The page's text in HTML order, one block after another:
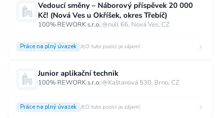
Vedoucí směny – Náborový příspěvek 20 000
Kč! (Nová Ves u Okříšek, okres Třebíč)
100% REWORK s.r.o.| null 66, Nová Ves, CZ
Práce na plný úvazek O tuto pozici je zájem!
Junior aplikační technik
100% REWORK s.r.o.| Kaštanová 530, Brno, CZ
Práce na plný úvazek O tuto pozici je zájem!
Vzdělání
Vzdělání není podstatné
Základní
Odborné vyučení bez maturity
Vyšší odborné
Bakalářské
MBA, MBT, postgraduální studium